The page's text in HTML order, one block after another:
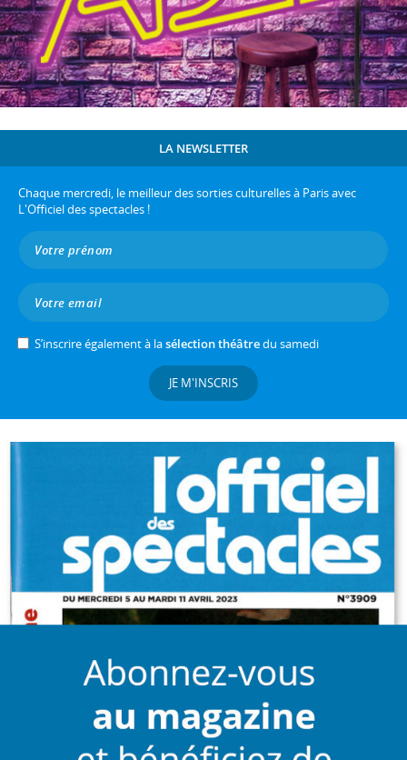
LA NEWSLETTER
Chaque mercredi, le meilleur des sorties culturelles à Paris avec
L'Officiel des spectacles !
S’inscrire également à lasélection théâtredu samedi
JE M'INSCRIS